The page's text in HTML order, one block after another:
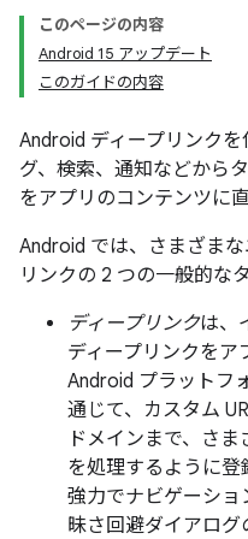
このページの内容
Android 15 アップデート
このガイドの内容
Android ディープリンク
グ、検索、通知などから
をアプリのコンテンツに
Android では、さまざま
リンクの 2 つの一般的な
ディープリンクは、
ディープリンクをア
Android プラットフ
通じて、カスタム
ドメインまで、さ
を処理するように登
強力でナビゲーシ
昧さ回避ダイアログ